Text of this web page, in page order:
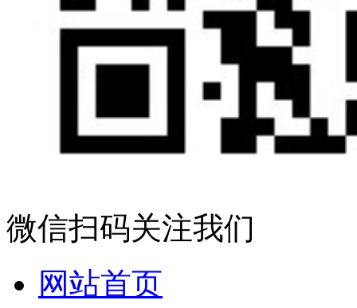
微信扫码关注我们
网站首页